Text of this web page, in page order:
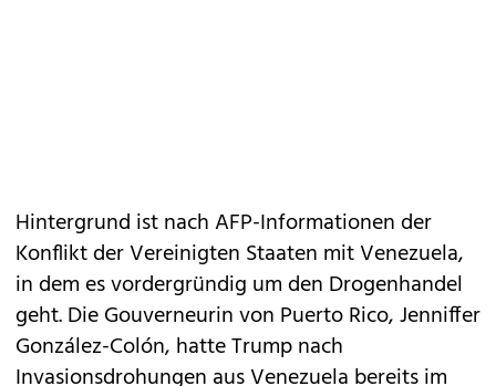
Hintergrund ist nach AFP-Informationen der
Konflikt der Vereinigten Staaten mit Venezuela,
in dem es vordergründig um den Drogenhandel
geht. Die Gouverneurin von Puerto Rico, Jenniffer
González-Colón, hatte Trump nach
Invasionsdrohungen aus Venezuela bereits im